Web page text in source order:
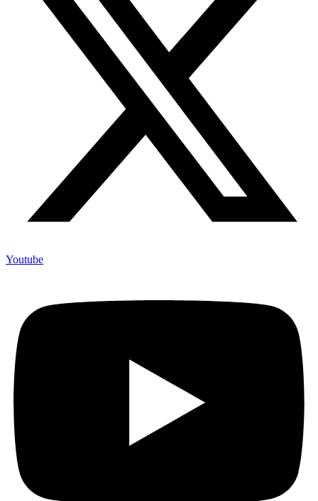
Youtube